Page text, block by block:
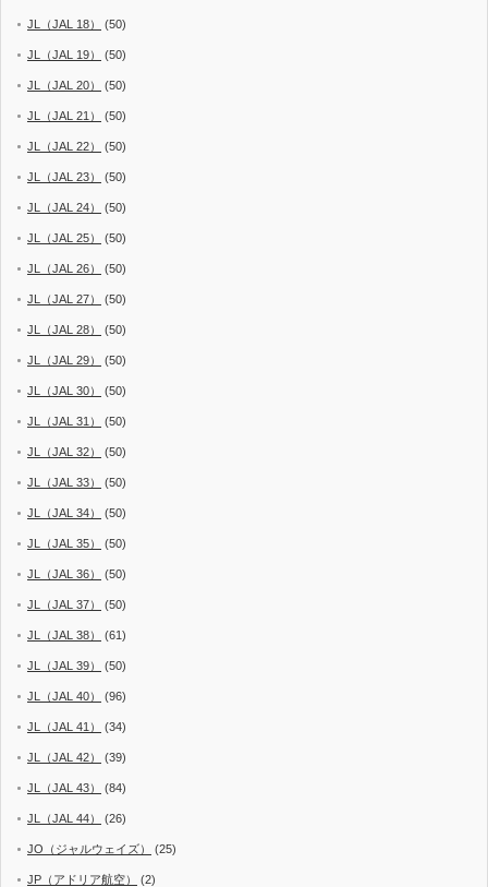
JL（JAL 18） (50)
JL（JAL 19） (50)
JL（JAL 20） (50)
JL（JAL 21） (50)
JL（JAL 22） (50)
JL（JAL 23） (50)
JL（JAL 24） (50)
JL（JAL 25） (50)
JL（JAL 26） (50)
JL（JAL 27） (50)
JL（JAL 28） (50)
JL（JAL 29） (50)
JL（JAL 30） (50)
JL（JAL 31） (50)
JL（JAL 32） (50)
JL（JAL 33） (50)
JL（JAL 34） (50)
JL（JAL 35） (50)
JL（JAL 36） (50)
JL（JAL 37） (50)
JL（JAL 38） (61)
JL（JAL 39） (50)
JL（JAL 40） (96)
JL（JAL 41） (34)
JL（JAL 42） (39)
JL（JAL 43） (84)
JL（JAL 44） (26)
JO（ジャルウェイズ） (25)
JP（アドリア航空） (2)